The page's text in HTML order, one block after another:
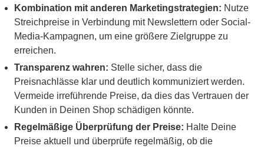
Kombination mit anderen Marketingstrategien: Nutze
Streichpreise in Verbindung mit Newslettern oder Social-
Media-Kampagnen, um eine größere Zielgruppe zu
erreichen.
Transparenz wahren: Stelle sicher, dass die
Preisnachlässe klar und deutlich kommuniziert werden.
Vermeide irreführende Preise, da dies das Vertrauen der
Kunden in Deinen Shop schädigen könnte.
Regelmäßige Überprüfung der Preise: Halte Deine
Preise aktuell und überprüfe regelmäßig, ob die